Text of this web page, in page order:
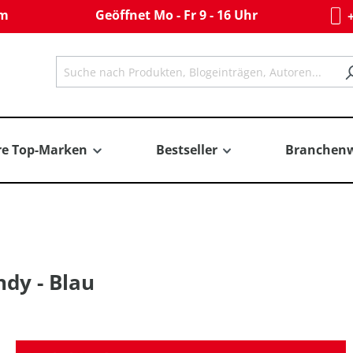
Geöffnet Mo - Fr 9 - 16 Uhr
Top-Marken Bestseller
- Blau